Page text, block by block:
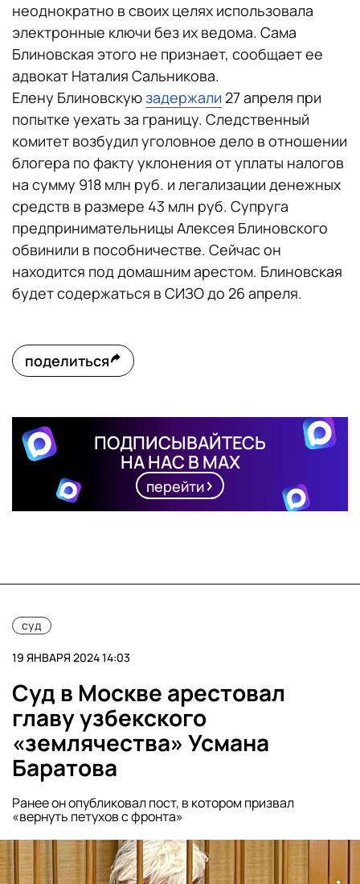
неоднократно в своих целях использовала
электронные ключи без их ведома. Сама
Блиновская этого не признает, сообщает ее
адвокат Наталия Сальникова.
Елену Блиновскуюзадержали 27 апреля при
попытке уехать за границу. Следственный
комитет возбудил уголовное дело в отношении
блогера по факту уклонения от уплаты налогов
на сумму 918 млн руб. и легализации денежных
средств в размере 43 млн руб. Супруга
предпринимательницы Алексея Блиновского
обвинили в пособничестве. Сейчас он
находится под домашним арестом. Блиновская
будет содержаться в СИЗО до 26 апреля.
поделиться
ПОДПИСЫВАЙТЕСЬ
НА НАС В MAX
перейти
суд
19 ЯНВАРЯ 2024 14:03
Суд в Москве арестовал
главу узбекского
«землячества» Усмана
Баратова
Ранее он опубликовал пост, в котором призвал
«вернуть петухов с фронта»